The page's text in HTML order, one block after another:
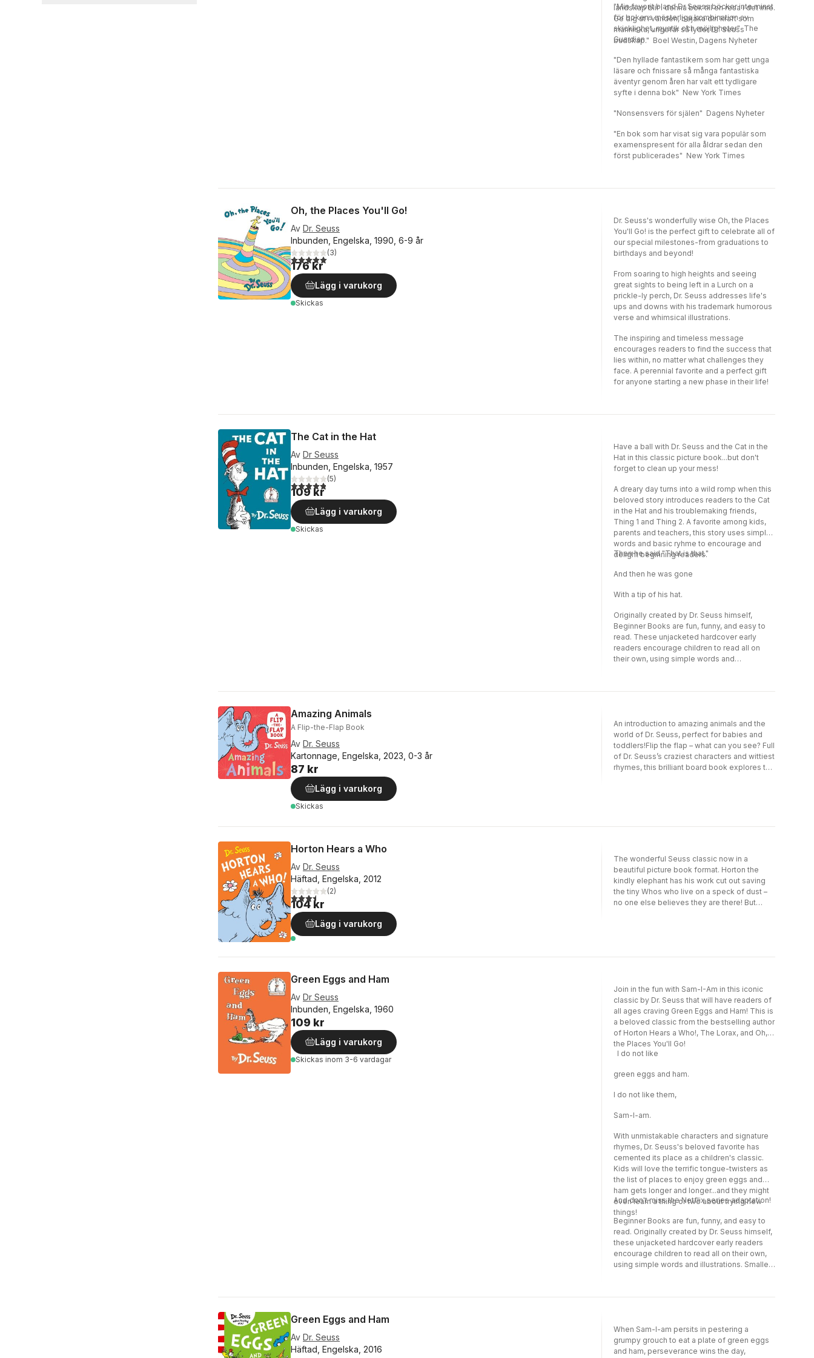
landskap blir i denna bok till en resa i det inre.
Ge dig ut i världen, bejaka din kraft som
människa, ungefär så lyder Dr. Seuss
budskap." Boel Westin, Dagens Nyheter
"Min favorit bland Dr Seuss böcker inte minst
för bokens mästerliga kombination av
skicklighet, mystik och möjligheter" The
Guardian
"Den hyllade fantastikern som har gett unga
läsare och fnissare så många fantastiska
äventyr genom åren har valt ett tydligare
syfte i denna bok" New York Times
"Nonsensvers för själen" Dagens Nyheter
"En bok som har visat sig vara populär som
examenspresent för alla åldrar sedan den
först publicerades" New York Times
Oh, the Places You'll Go!
Av Dr. Seuss
Inbunden, Engelska, 1990, 6-9 år
5,0utav 5 stjärnor. Totalt antal röster:
(3)
176 kr
Lägg i varukorg
Skickas
Dr. Seuss's wonderfully wise Oh, the Places
You'll Go! is the perfect gift to celebrate all of
our special milestones-from graduations to
birthdays and beyond!
From soaring to high heights and seeing
great sights to being left in a Lurch on a
prickle-ly perch, Dr. Seuss addresses life's
ups and downs with his trademark humorous
verse and whimsical illustrations.
The inspiring and timeless message
encourages readers to find the success that
lies within, no matter what challenges they
face. A perennial favorite and a perfect gift
for anyone starting a new phase in their life!
The Cat in the Hat
Av Dr Seuss
Inbunden, Engelska, 1957
4,8utav 5 stjärnor. Totalt antal röster:
(5)
109 kr
Lägg i varukorg
Skickas
Have a ball with Dr. Seuss and the Cat in the
Hat in this classic picture book...but don't
forget to clean up your mess!
A dreary day turns into a wild romp when this
beloved story introduces readers to the Cat
in the Hat and his troublemaking friends,
Thing 1 and Thing 2. A favorite among kids,
parents and teachers, this story uses simple
words and basic ryhme to encourage and
delight beginning readers.
Then he said "That is that."
And then he was gone
With a tip of his hat.
Originally created by Dr. Seuss himself,
Beginner Books are fun, funny, and easy to
read. These unjacketed hardcover early
readers encourage children to read all on
their own, using simple words and
Lorax and Oh, The Places You'll Go!, these
Amazing Animals
A Flip-the-Flap Book
Av Dr. Seuss
Kartonnage, Engelska, 2023, 0-3 år
87 kr
Lägg i varukorg
Skickas
An introduction to amazing animals and the
world of Dr. Seuss, perfect for babies and
toddlers!Flip the flap – what can you see? Full
of Dr. Seuss’s craziest characters and wittiest
rhymes, this brilliant board book explores the
Horton Hears a Who
Av Dr. Seuss
Häftad, Engelska, 2012
3,5utav 5 stjärnor. Totalt antal röster:
(2)
104 kr
Lägg i varukorg
The wonderful Seuss classic now in a
beautiful picture book format. Horton the
kindly elephant has his work cut out saving
the tiny Whos who live on a speck of dust –
no one else believes they are there! But
the inhabitants of a speck of dust, in this
Seuss.With his unique combination of
hilarious stories, zany pictures and riotous
rhymes, Dr Seuss has been delighting young
children and helping them learn to read for
over fifty years. Creator of the wonderfully
anarchic Cat in the Hat, and ranked among
the UK’s top ten favourite children’s authors,
half a billion books sold worldwide.
Green Eggs and Ham
Av Dr Seuss
Inbunden, Engelska, 1960
109 kr
Lägg i varukorg
Skickas inom 3-6 vardagar
Join in the fun with Sam-I-Am in this iconic
classic by Dr. Seuss that will have readers of
all ages craving Green Eggs and Ham! This is
a beloved classic from the bestselling author
of Horton Hears a Who!, The Lorax, and Oh,
the Places You'll Go!
I do not like
green eggs and ham.
I do not like them,
Sam-I-am.
With unmistakable characters and signature
rhymes, Dr. Seuss's beloved favorite has
cemented its place as a children's classic.
Kids will love the terrific tongue-twisters as
the list of places to enjoy green eggs and
ham gets longer and longer...and they might
even learn a thing or two about trying new
things!
And don't miss the Netflix series adaptation!
Beginner Books are fun, funny, and easy to
read. Originally created by Dr. Seuss himself,
these unjacketed hardcover early readers
encourage children to read all on their own,
using simple words and illustrations. Smaller
Christmas! and Happy Birthday to You!, these
Green Eggs and Ham
Av Dr. Seuss
Häftad, Engelska, 2016
When Sam-I-am persits in pestering a
grumpy grouch to eat a plate of green eggs
and ham, perseverance wins the day,